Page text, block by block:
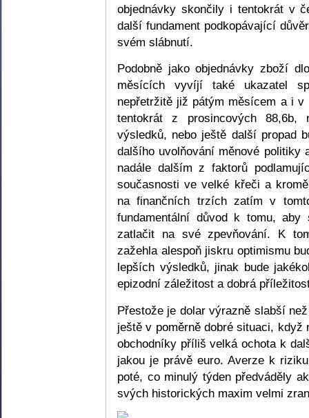
objednávky skončily i tentokrát v
další fundament podkopávající
svém slábnutí.
Podobně jako objednávky zboží
měsících vyvíjí také ukazatel
nepřetržitě již pátým měsícem a i
tentokrát z prosincových
výsledků, nebo ještě další propad
dalšího uvolňování měnové politiky
nadále dalším z faktorů
současnosti ve velké křeči a
na finančních trzích zatím v
fundamentální důvod k tomu,
zatlačit na své zpevňování. K
zažehla alespoň jiskru optimismu
lepších výsledků, jinak bude
epizodní záležitost a dobrá
Přestože je dolar výrazně slabší
ještě v poměrně dobré situaci,
obchodníky příliš velká ochota k
jakou je právě euro. Averze k
poté, co minulý týden předváděly
svých historických maxim velmi